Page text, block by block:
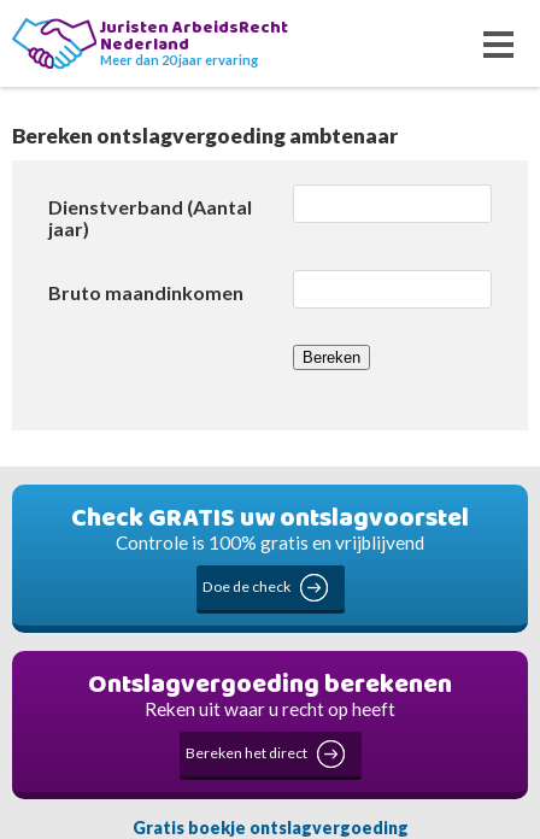
Juristen ArbeidsRecht
Nederland
Meer dan 20 jaar ervaring
Bereken ontslagvergoeding ambtenaar
Dienstverband (Aantal
jaar)
Bruto maandinkomen
Bereken
Check GRATIS uw ontslagvoorstel
Controle is 100% gratis en vrijblijvend
Doe de check
Ontslagvergoeding berekenen
Reken uit waar u recht op heeft
Bereken het direct
Gratis boekje ontslagvergoeding